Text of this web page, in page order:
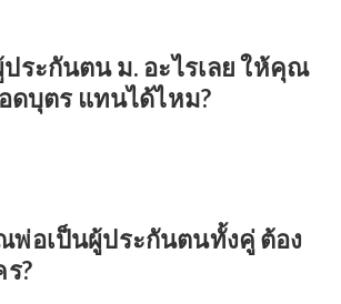
ระกันตน ม. อะไรเลย ให้คุณ
ดบุตร แทนได้ไหม?
อเป็นผู้ประกันตนทั้งคู่ ต้อง
?